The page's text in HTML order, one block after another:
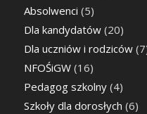
Absolwenci (5)
Dla kandydatów(20)
Dla uczniów i rodziców
NFOŚiGW(16)
Pedagog szkolny(4)
Szkoły dla dorosłych (6)